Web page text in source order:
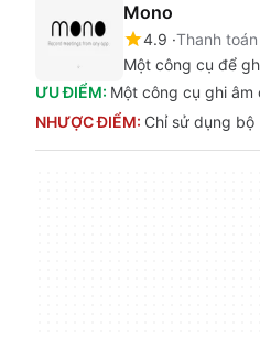
Mono
4.9 Thanh toán
Một công cụ để
ƯU ĐIỂM: Một công cụ ghi
NHƯỢC ĐIỂM: Chỉ sử dụng